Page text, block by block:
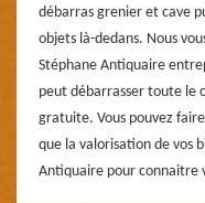
débarras grenier et cave
objets là-dedans. Nous
Stéphane Antiquaire
peut débarrasser toute le
gratuite. Vous pouvez
que la valorisation de vos
Antiquaire pour connaitre